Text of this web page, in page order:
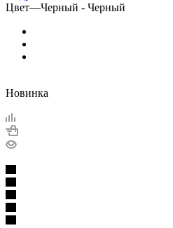
Цвет—Черный - Черный
Новинка